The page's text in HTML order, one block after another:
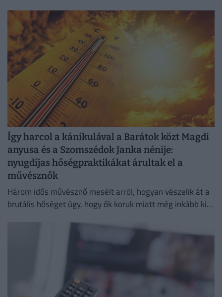
Így harcol a kánikulával a Barátok közt Magdi
anyusa és a Szomszédok Janka nénije:
nyugdíjas hőségpraktikákat árultak el a
művésznők
Három idős művésznő mesélt arról, hogyan vészelik át a
brutális hőséget úgy, hogy ők koruk miatt még inkább ki